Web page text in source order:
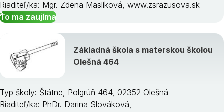
Riaditeľ/ka: Mgr. Zdena Maslíková, www.zsrazusova.sk
To ma zaujíma
Základná škola s materskou školou
Olešná 464
Typ školy: Štátne, Polgrúň 464, 02352 Olešná
Riaditeľ/ka: PhDr. Darina Slováková,